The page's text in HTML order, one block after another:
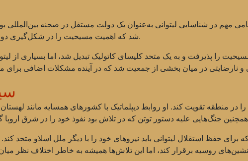
که گامی مهم در شناسایی لیتوانی به‌عنوان یک دولت مستقل در صحنه بین‌المللی
شد که اهمیت مسیحیت را در شکل‌گیری دولت لیتوانی برجسته می‌کرد.
را پذیرفت و به یک متحد کلیسای کاتولیک تبدیل شد، اما بسیاری از
منطقه تقویت کند. او روابط دیپلماتیک با کشورهای همسایه مانند
حفظ استقلال لیتوانی باید نیروهای خود را با دیگر ملل اسلاو متحد